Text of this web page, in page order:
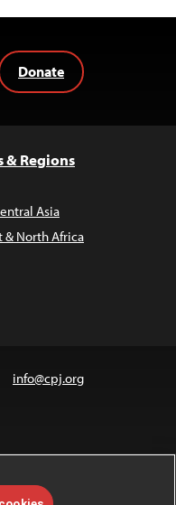
Donate
& Regions
Asia
& North Africa
info@cpj.org